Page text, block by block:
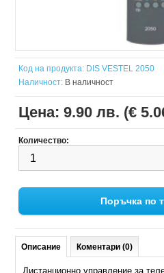
Код на продукта: DIS VESTEL 2050
Наличност: В наличност
Цена:9.90 лв. (€
Количество:
Поръчка по
Описание Коментари (0)
Дистанционно управление за